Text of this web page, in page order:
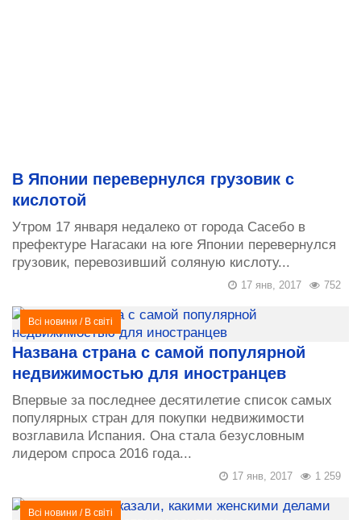
В Японии перевернулся грузовик с
кислотой
Утром 17 января недалеко от города Сасебо в
префектуре Нагасаки на юге Японии перевернулся
грузовик, перевозивший соляную кислоту...
752
17 янв, 2017
Всі новини / В світі
Названа страна с самой популярной
недвижимостью для иностранцев
Впервые за последнее десятилетие список самых
популярных стран для покупки недвижимости
возглавила Испания. Она стала безусловным
лидером спроса 2016 года...
1 259
17 янв, 2017
Всі новини / В світі